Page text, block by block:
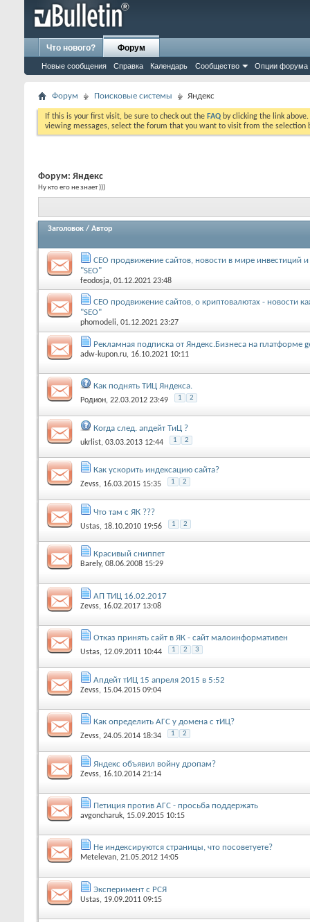
Что нового? Форум
Новые сообщения Справка Календарь Сообщество Опции форума
Форум Поисковые системы Яндекс
If this is your first visit, be sure to check out the FAQ by clicking the link
viewing messages, select the forum that you want to visit from the selection
Форум: Яндекс
Ну кто его не знает )))
Заголовок / Автор
СЕО продвижение сайтов, новости в мире инвестиций и
"SEO"
feodosja, 01.12.2021 23:48
СЕО продвижение сайтов, о криптовалютах - новости
"SEO"
phomodeli, 01.12.2021 23:27
Рекламная подписка от Яндекс.Бизнеса на платформе
adw-kupon.ru, 16.10.2021 10:11
Как поднять ТИЦ Яндекса.
Родион, 22.03.2012 23:49 1 2
Когда след. апдейт TиЦ ?
ukrlist, 03.03.2013 12:44 1 2
Как ускорить индексацию сайта?
Zevss, 16.03.2015 15:35 1 2
Что там с ЯК ???
Ustas, 18.10.2010 19:56 1 2
Красивый сниппет
Barely, 08.06.2008 15:29
АП ТИЦ 16.02.2017
Zevss, 16.02.2017 13:08
Отказ принять сайт в ЯК - сайт малоинформативен
Ustas, 12.09.2011 10:44 1 2 3
Апдейт тИЦ 15 апреля 2015 в 5:52
Zevss, 15.04.2015 09:04
Как определить АГС у домена с тИЦ?
Zevss, 24.05.2014 18:34 1 2
Яндекс объявил войну дропам?
Zevss, 16.10.2014 21:14
Петиция против АГС - просьба поддержать
avgoncharuk, 15.09.2015 10:15
Не индексируются страницы, что посоветуете?
Metelevan, 21.05.2012 14:05
Эксперимент с РСЯ
Ustas, 19.09.2011 09:15